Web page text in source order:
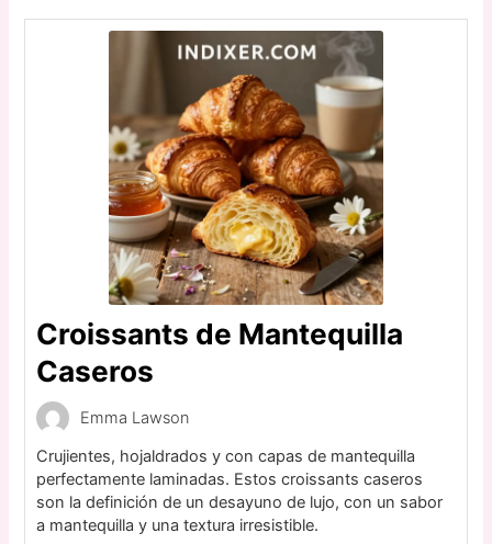
Croissants de Mantequilla
Caseros
Emma Lawson
Crujientes, hojaldrados y con capas de mantequilla
perfectamente laminadas. Estos croissants caseros
son la definición de un desayuno de lujo, con un sabor
a mantequilla y una textura irresistible.